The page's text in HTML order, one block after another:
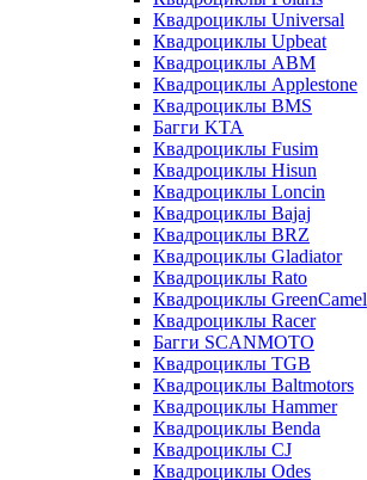
Квадроциклы Universal
Квадроциклы Upbeat
Квадроциклы ABM
Квадроциклы Applestone
Квадроциклы BMS
Багги KTA
Квадроциклы Fusim
Квадроциклы Hisun
Квадроциклы Loncin
Квадроциклы Bajaj
Квадроциклы BRZ
Квадроциклы Gladiator
Квадроциклы Rato
Квадроциклы GreenCamel
Квадроциклы Racer
Багги SCANMOTO
Квадроциклы TGB
Квадроциклы Baltmotors
Квадроциклы Hammer
Квадроциклы Benda
Квадроциклы CJ
Квадроциклы Odes